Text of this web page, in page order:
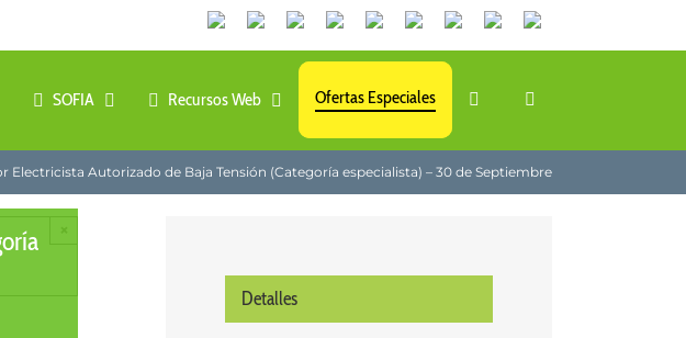
Canales
de
LinkedinYoutubeTiktokFacebookInstagram
X TwitchContacto
SOFIA Recursos Web Ofertas Especiales
Electricista Autorizado de Baja Tensión (Categoría especialista) – 30 de Septiembre
Detalles